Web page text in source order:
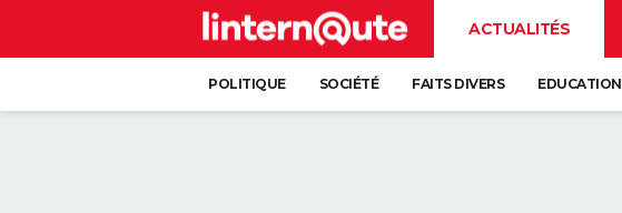
ACTUALITÉS
POLITIQUE SOCIÉTÉ FAITS DIVERS EDUCATION